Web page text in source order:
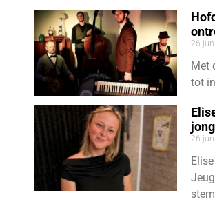
26
Met
tot
26